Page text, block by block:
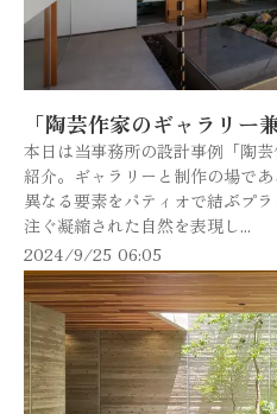
「陶芸作家のギャラリー
本日は当事務所の設計事例「陶
紹介。ギャラリーと制作の場で
異なる要素をパティオで結ぶプ
注ぐ凝縮された自然を表現し...
2024/9/25 06:05